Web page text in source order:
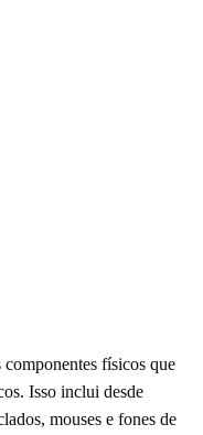
físicos que
Isso inclui desde
mouses e fones de